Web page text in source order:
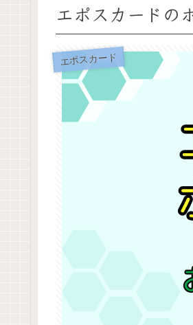
エポスカードの
エポスカード